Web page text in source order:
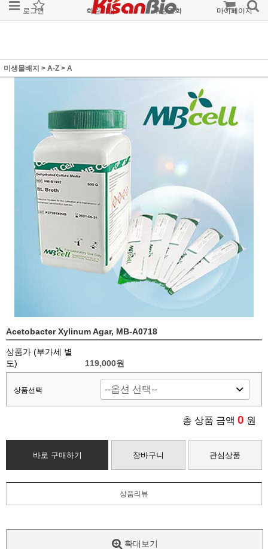
로그인 회원가입 주문조회 마이페이지
미생물배지 > A-Z > A
Acetobacter Xylinum Agar, MB-A0718
상품가 (부가세 별
도)
119,000원
상품선택
총 상품 금액 0 원
바로 구매하기 장바구니 관심상품
상품리뷰
확대보기